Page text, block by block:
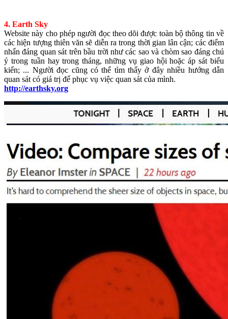
4. Earth Sky
Website này cho phép người đọc theo dõi được toàn bộ thông tin về
các hiện tượng thiên văn sẽ diễn ra trong thời gian lân cận; các điểm
nhấn đáng quan sát trên bầu trời như các sao và chòm sao đáng chú
ý trong tuần hay trong tháng, những vụ giao hội hoặc áp sát biểu
kiến; ... Người đọc cũng có thể tìm thấy ở đây nhiều hướng dẫn
quan sát có giá trị để phục vụ việc quan sát của mình.
http://earthsky.org